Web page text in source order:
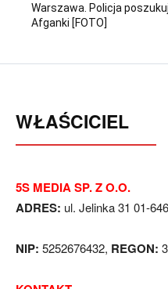
Warszawa. Policja
Afganki [FOTO]
WŁAŚCICIEL
5S MEDIA SP. Z O.O.
ADRES: ul. Jelinka 31 01-
NIP: 5252676432, REGON: